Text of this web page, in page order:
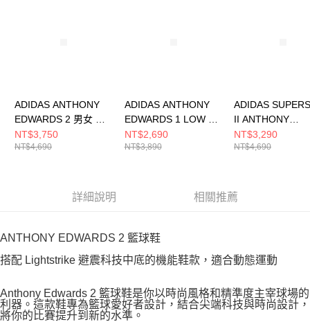
ADIDAS ANTHONY
EDWARDS 2 男女 籃
球鞋 JQ9495
NT$3,750
NT$4,690
ADIDAS ANTHONY
EDWARDS 1 LOW 男
女 籃球鞋 JQ6133
NT$2,690
NT$3,890
ADIDAS
II ANTHONY
EDWARDS 男女
鞋 KI6585
NT$3,290
NT$4,690
詳細說明 相關推薦
ANTHONY EDWARDS 2 籃球鞋
搭配 Lightstrike 避震科技中底的機能鞋款，適合動態運動
Anthony Edwards 2 籃球鞋是你以時尚風格和精準度主宰球場的
利器。這款鞋專為籃球愛好者設計，結合尖端科技與時尚設計，
將你的比賽提升到新的水準。